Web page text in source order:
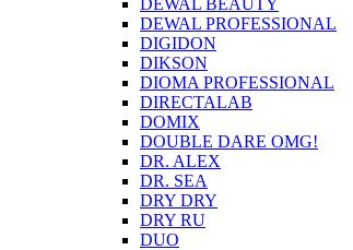
DEWAL BEAUTY
DEWAL PROFESSIONAL
DIGIDON
DIKSON
DIOMA PROFESSIONAL
DIRECTALAB
DOMIX
DOUBLE DARE OMG!
DR. ALEX
DR. SEA
DRY DRY
DRY RU
DUO